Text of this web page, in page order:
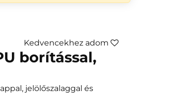
Kedvencekhez adom
borítással,
jelölőszalaggal és